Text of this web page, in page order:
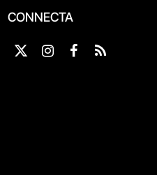
CONNECTA
X
InstagramFacebook
RSS